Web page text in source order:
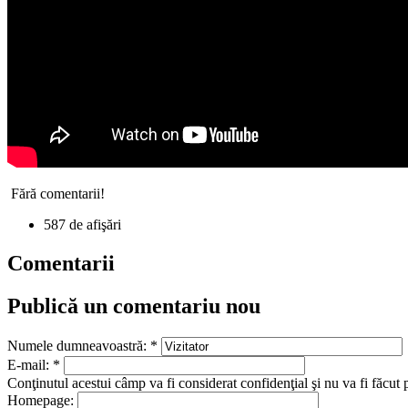
Fără comentarii!
587 de afişări
Comentarii
Publică un comentariu nou
Numele dumneavoastră: *
E-mail: *
Conţinutul acestui câmp va fi considerat confidenţial şi nu va fi făcut
Homepage: